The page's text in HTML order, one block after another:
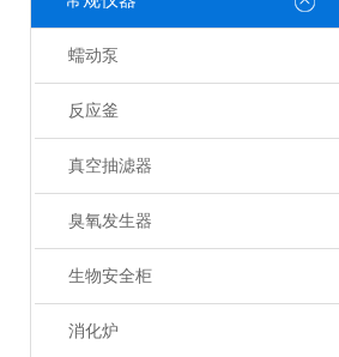
蠕动泵
反应釜
真空抽滤器
臭氧发生器
生物安全柜
消化炉